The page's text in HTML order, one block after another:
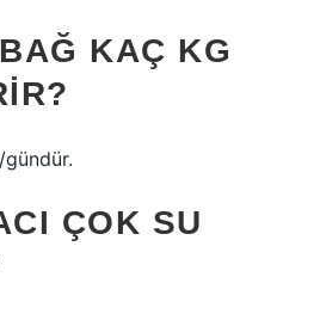
KAÇ KG
ÇOK SU